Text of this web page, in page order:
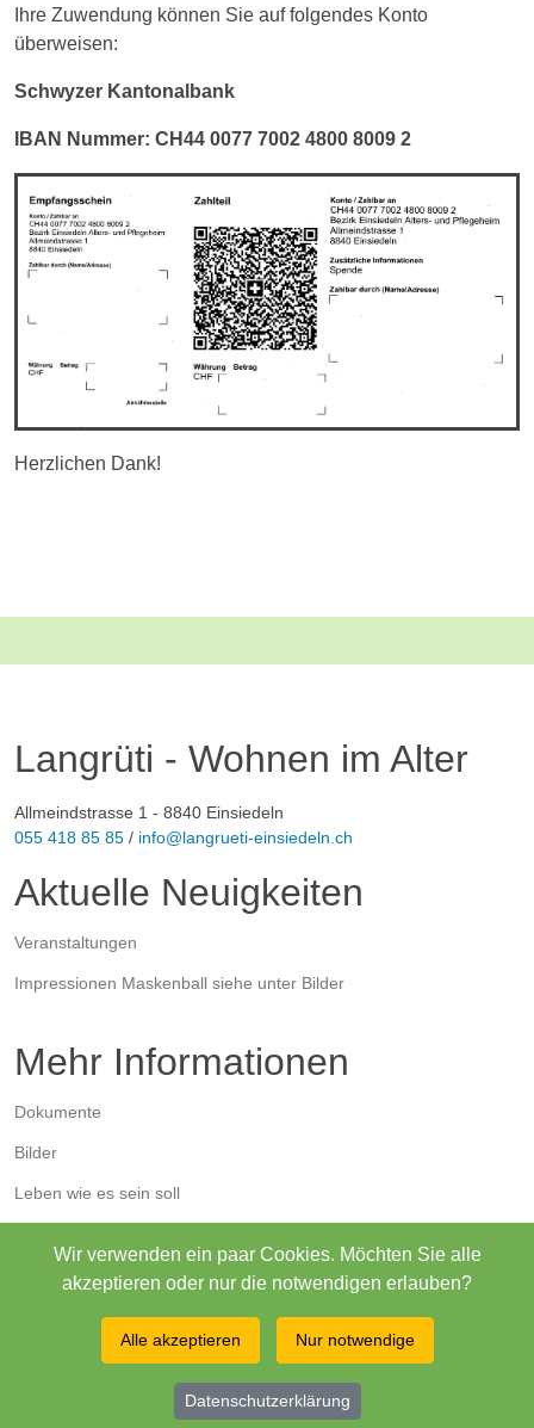
Ihre Zuwendung können Sie auf folgendes Konto
überweisen:
Schwyzer Kantonalbank
IBAN Nummer: CH44 0077 7002 4800 8009 2
Herzlichen Dank!
Langrüti - Wohnen im Alter
Allmeindstrasse 1 - 8840 Einsiedeln
055 418 85 85 / info@langrueti-einsiedeln.ch
Aktuelle Neuigkeiten
Veranstaltungen
Impressionen Maskenball siehe unter Bilder
Mehr Informationen
Dokumente
Bilder
Leben wie es sein soll
Betriebskommission
Spendenkonto
Demenzwohngruppe Alpoase
Wir verwenden ein paar Cookies. Möchten Sie alle
akzeptieren oder nur die notwendigen erlauben?
Alle akzeptieren Nur notwendige
Datenschutzerklärung